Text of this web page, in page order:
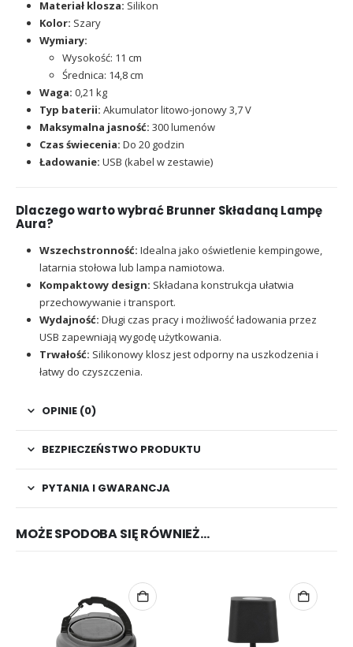
Materiał klosza: Silikon
Kolor: Szary
Wymiary:
Wysokość: 11 cm
Średnica: 14,8 cm
Waga: 0,21 kg
Typ baterii: Akumulator litowo-jonowy 3,7 V
Maksymalna jasność: 300 lumenów
Czas świecenia: Do 20 godzin
Ładowanie: USB (kabel w zestawie)
Dlaczego warto wybrać Brunner Składaną Lampę
Aura?
Wszechstronność: Idealna jako oświetlenie kempingowe,
latarnia stołowa lub lampa namiotowa.
Kompaktowy design: Składana konstrukcja ułatwia
przechowywanie i transport.
Wydajność: Długi czas pracy i możliwość ładowania przez
USB zapewniają wygodę użytkowania.
Trwałość: Silikonowy klosz jest odporny na uszkodzenia i
łatwy do czyszczenia.
OPINIE (0)
BEZPIECZEŃSTWO PRODUKTU
PYTANIA I GWARANCJA
MOŻE SPODOBA SIĘ RÓWNIEŻ…